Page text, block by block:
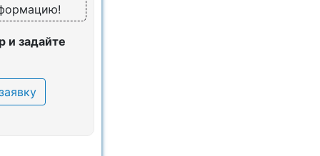
и задайте